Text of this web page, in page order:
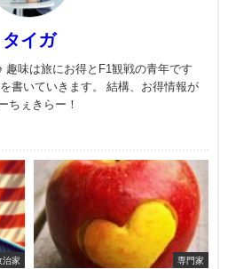
タイガ
趣味は旅にお得とF1観戦の青年です
書いていきます。 結構、お得情報が
ちぇきらー！
治家 専門家